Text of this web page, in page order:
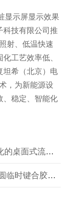
示屏显示效果
科技有限公司推
射、低温快速
工艺效率低、
坦希（北京）电
，为新能源设
、稳定、智能化
UVLED固化机（
氧化固化中的应用